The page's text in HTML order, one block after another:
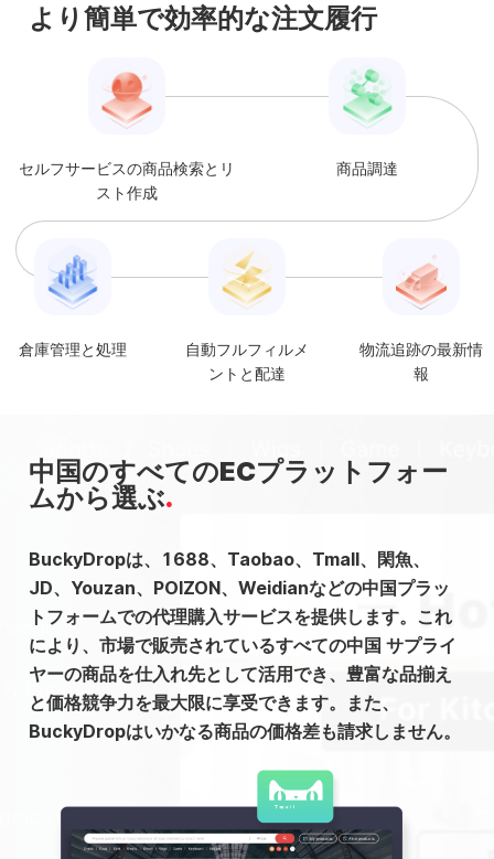
より簡単で効率的な注文履行
セルフサービスの商品検索とリ
スト作成
商品調達
倉庫管理と処理
自動フルフィルメ
ントと配達
物流追跡の最新情
報
中国のすべてのECプラットフォー
ムから選ぶ
BuckyDropは、1688、Taobao、Tmall、閑魚、
JD、Youzan、POIZON、Weidianなどの中国プラッ
トフォームでの代理購入サービスを提供します。これ
により、市場で販売されているすべての中国 サプライ
ヤーの商品を仕入れ先として活用でき、豊富な品揃え
と価格競争力を最大限に享受できます。また、
BuckyDropはいかなる商品の価格差も請求しません。